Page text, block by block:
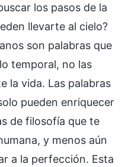
los pasos de la
llevarte al cielo?
son palabras que
temporal, no las
la vida. Las palabras
pueden enriquecer
de filosofía que te
y menos aún
a la perfección. Esta